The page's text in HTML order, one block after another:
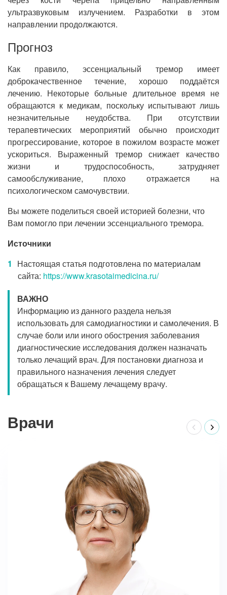
ультразвуковым излучением. Разработки в этом
направлении продолжаются.
Прогноз
Как правило, эссенциальный тремор имеет
доброкачественное течение, хорошо поддаётся
лечению. Некоторые больные длительное время не
обращаются к медикам, поскольку испытывают лишь
незначительные неудобства. При отсутствии
терапевтических мероприятий обычно происходит
прогрессирование, которое в пожилом возрасте может
ускориться. Выраженный тремор снижает качество
жизни и трудоспособность, затрудняет
самообслуживание, плохо отражается на
психологическом самочувствии.
Вы можете поделиться своей историей болезни, что
Вам помогло при лечении эссенциального тремора.
Источники
Настоящая статья подготовлена по материалам
сайта: https://www.krasotaimedicina.ru/
ВАЖНО
Информацию из данного раздела нельзя
использовать для самодиагностики и самолечения. В
случае боли или иного обострения заболевания
диагностические исследования должен назначать
только лечащий врач. Для постановки диагноза и
правильного назначения лечения следует
обращаться к Вашему лечащему врачу.
Врачи